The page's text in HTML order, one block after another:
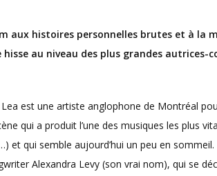
aux histoires personnelles brutes et à la
hisse au niveau des plus grandes
Lea est une artiste anglophone de Montréal
qui a produit l’une des musiques les plus
et qui semble aujourd’hui un peu en
Alexandra Levy (son vrai nom), qui se